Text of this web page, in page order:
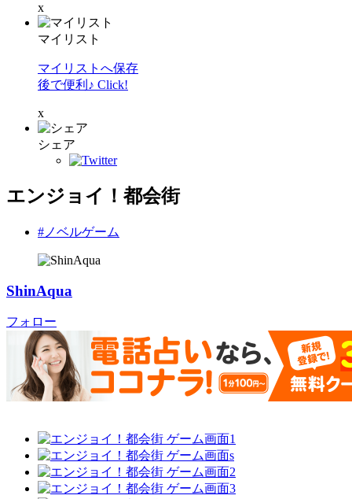
x
マイリスト
マイリストへ保存
後で便利♪ Click!
x
シェア
エンジョイ！都会街
#ノベルゲーム
ShinAqua
フォロー